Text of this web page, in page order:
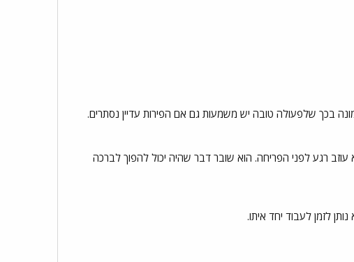
בכך שלפעולה טובה יש משמעות גם אם הפירות עדיין נסתרים.
רגע לפני הפריחה. הוא שובר דבר שהיה יכול להפוך לברכה
לזמן לעבוד יחד איתו.